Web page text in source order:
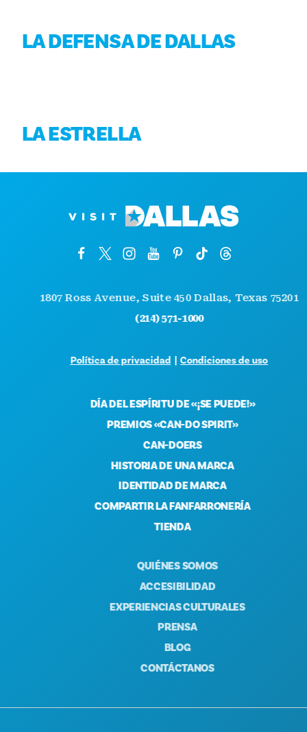
LA DEFENSA DE DALLAS
LA ESTRELLA
1807 Ross Avenue, Suite 450 Dallas, Texas 75201
(214) 571-1000
Política de privacidad|Condiciones de uso
DÍA DEL ESPÍRITU DE «¡SE PUEDE!»
PREMIOS «CAN-DO SPIRIT»
CAN-DOERS
HISTORIA DE UNA MARCA
IDENTIDAD DE MARCA
COMPARTIR LA FANFARRONERÍA
TIENDA
QUIÉNES SOMOS
ACCESIBILIDAD
EXPERIENCIAS CULTURALES
PRENSA
BLOG
CONTÁCTANOS